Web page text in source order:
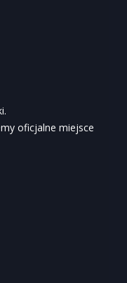
oficjalne miejsce